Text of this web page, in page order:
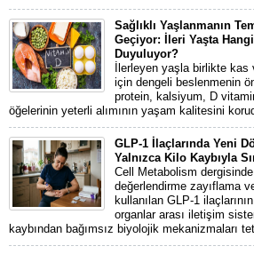
Sağlıklı Yaşlanmanın
Geçiyor: İleri Yaşta
Duyuluyor?
İlerleyen yaşla birlikte
için dengeli beslenmenin
protein, kalsiyum, D
öğelerinin yeterli alımının yaşam kalitesini
GLP-1 İlaçlarında Yeni
Yalnızca Kilo Kaybıyla
Cell Metabolism dergisinde
değerlendirme zayıflama
kullanılan GLP-1
organlar arası iletişim
kaybından bağımsız biyolojik mekanizmaları